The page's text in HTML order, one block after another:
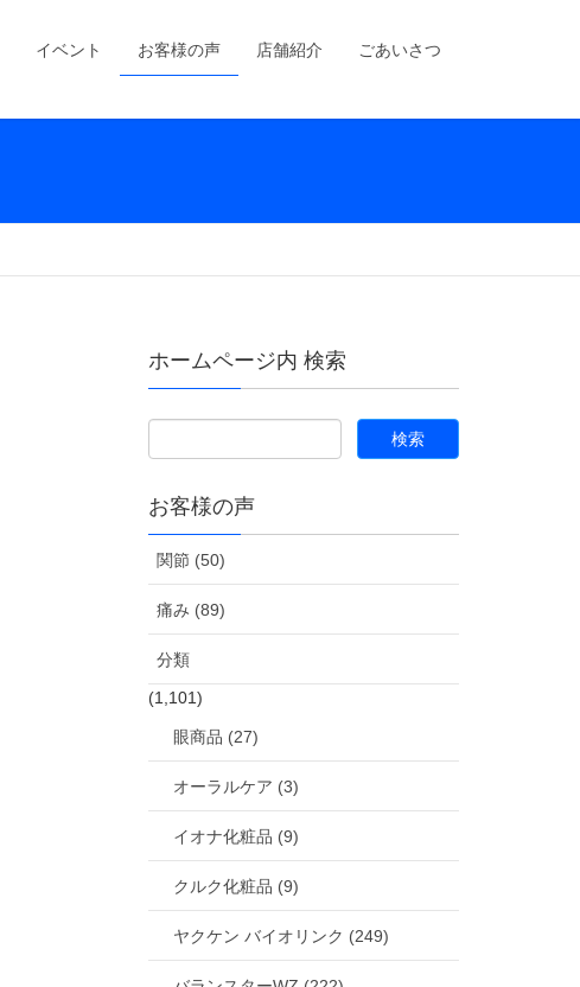
イベント お客様の声 店舗紹介 ごあいさつ
ホームページ内 検索
お客様の声
関節 (50)
痛み (89)
分類
(1,101)
眼商品 (27)
オーラルケア (3)
イオナ化粧品 (9)
クルク化粧品 (9)
ヤクケン バイオリンク (249)